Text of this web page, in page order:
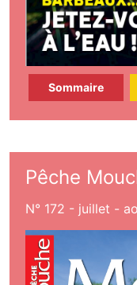
Sommaire
Pêche
N° 172 - juillet -